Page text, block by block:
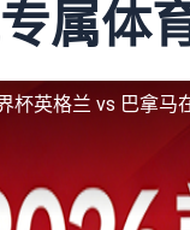
属体
杯英格兰 vs 巴拿马